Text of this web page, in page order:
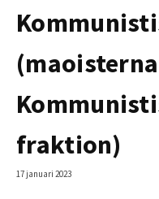
fraktion)
17 januari 2023